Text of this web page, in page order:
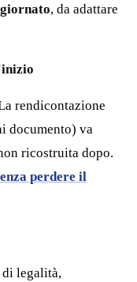
, da adattare
rendicontazione
documento) va
ricostruita dopo.
perdere il
di legalità,